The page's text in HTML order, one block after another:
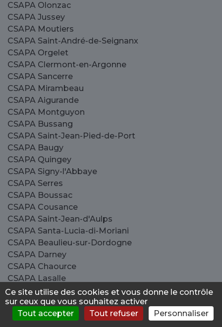
Menu S'évaluer Consulter Forum News
CSAPA Olonzac
CSAPA Jussey
CSAPA Moutiers
CSAPA Saint-André-de-Seignanx
CSAPA Orgelet
CSAPA Clermont-en-Argonne
CSAPA Sancerre
CSAPA Mirambeau
CSAPA Aigurande
CSAPA Montguyon
CSAPA Bussang
CSAPA Saint-Jean-Pied-de-Port
CSAPA Baugy
CSAPA Quingey
CSAPA Signy-l'Abbaye
CSAPA Serres
CSAPA Boussac
CSAPA Cousance
CSAPA Saint-Jean-d'Aulps
CSAPA Santa-Lucia-di-Moriani
CSAPA Beaulieu-sur-Dordogne
CSAPA Darney
CSAPA Chaource
CSAPA Lasalle
CSAPA Aiguebelle
CSAPA Saint-Georges
CSAPA Asfeld
Ce site utilise des cookies et vous donne le contrôle
sur ceux que vous souhaitez activer
Tout accepter
Tout refuser Personnaliser